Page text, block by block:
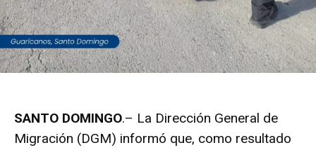
SANTO DOMINGO.– La Dirección General de
Migración (DGM) informó que, como resultado